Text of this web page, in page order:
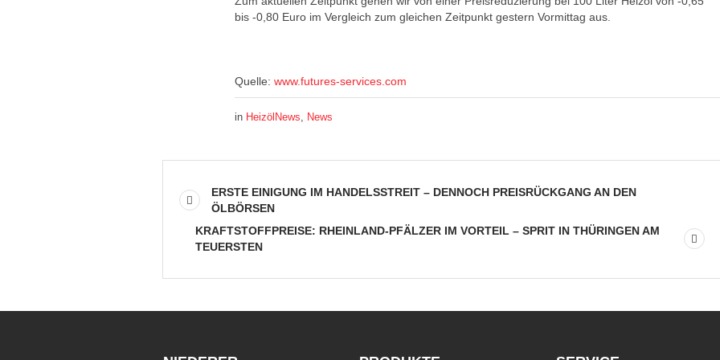
bis -0,80 Euro im Vergleich zum gleichen Zeitpunkt gestern Vormittag aus.
Quelle: www.futures-services.com
in HeizölNews, News
ERSTE EINIGUNG IM HANDELSSTREIT – DENNOCH PREISRÜCKGANG AN DEN
ÖLBÖRSEN
KRAFTSTOFFPREISE: RHEINLAND-PFÄLZER IM VORTEIL – SPRIT IN THÜRINGEN AM
TEUERSTEN